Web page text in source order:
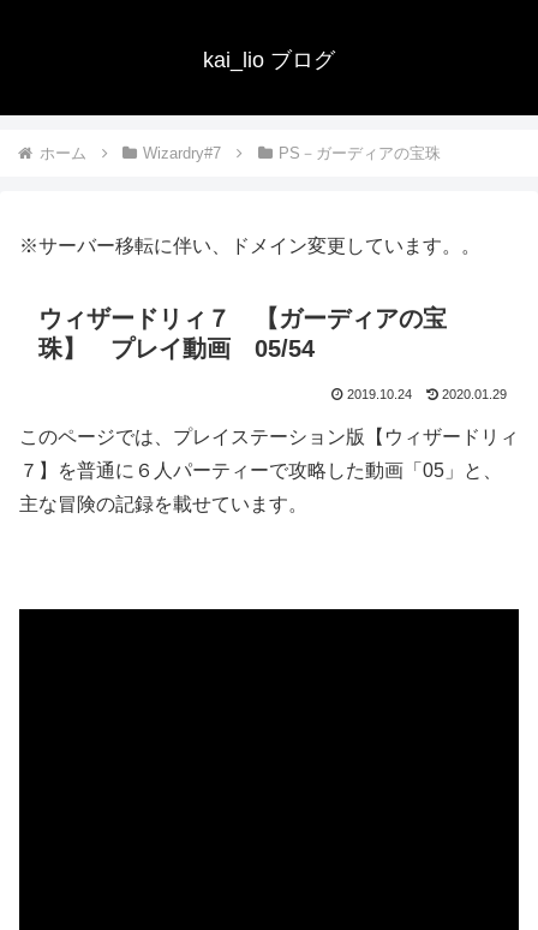
kai_lio ブログ
ホーム Wizardry#7 PS－ガーディアの宝珠
※サーバー移転に伴い、ドメイン変更しています。。
ウィザードリィ７ 【ガーディアの宝
珠】 プレイ動画 05/54
2019.10.24 2020.01.29
このページでは、プレイステーション版【ウィザードリィ
７】を普通に６人パーティーで攻略した動画「05」と、
主な冒険の記録を載せています。